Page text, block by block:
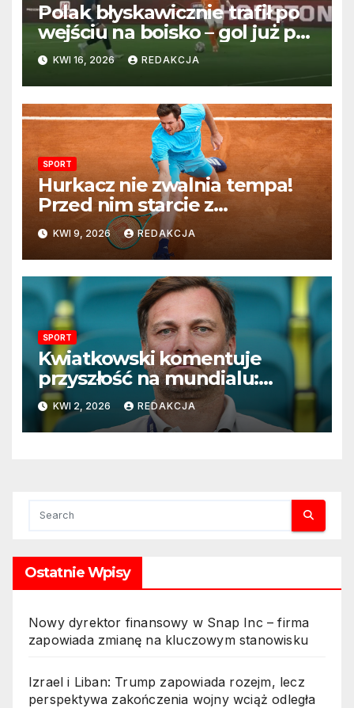
Polak błyskawicznie trafił po
wejściu na boisko – gol już po
22 sekundach!
KWI 16, 2026 REDAKCJA
SPORT
Hurkacz nie zwalnia tempa!
Przed nim starcie z
Vacherotem w trzeciej
rundzie Monte Carlo
KWI 9, 2026 REDAKCJA
SPORT
Kwiatkowski komentuje
przyszłość na mundialu:
„Rozważamy rezygnację”
KWI 2, 2026 REDAKCJA
Ostatnie Wpisy
Nowy dyrektor finansowy w Snap Inc – firma
zapowiada zmianę na kluczowym stanowisku
Izrael i Liban: Trump zapowiada rozejm, lecz
perspektywa zakończenia wojny wciąż odległa